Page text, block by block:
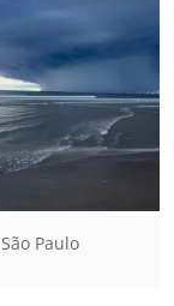
Paulo